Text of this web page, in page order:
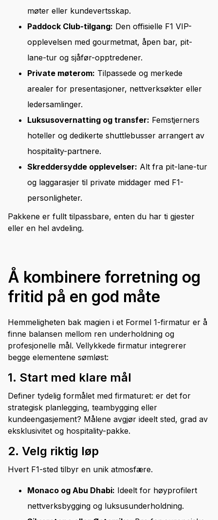
møter eller kundevertsskap.
Paddock Club-tilgang: Den offisielle F1 VIP-
opplevelsen med gourmetmat, åpen bar, pit-
lane-tur og sjåfør-opptredener.
Private møterom: Tilpassede og merkede
arealer for presentasjoner, nettverksøkter eller
ledersamlinger.
Luksusovernatting og transfer: Femstjerners
hoteller og dedikerte shuttlebusser arrangert av
hospitality-partnere.
Skreddersydde opplevelser: Alt fra pit-lane-tur
og laggarasjer til private middager med F1-
personligheter.
Pakkene er fullt tilpassbare, enten du har ti gjester
eller en hel avdeling.
Å kombinere forretning og
fritid på en god måte
Hemmeligheten bak magien i et Formel 1-firmatur er å
finne balansen mellom ren underholdning og
profesjonelle mål. Vellykkede firmatur integrerer
begge elementene sømløst:
1. Start med klare mål
Definer tydelig formålet med firmaturet: er det for
strategisk planlegging, teambygging eller
kundeengasjement? Målene avgjør ideelt sted, grad av
eksklusivitet og hospitality-pakke.
2. Velg riktig løp
Hvert F1-sted tilbyr en unik atmosfære.
Monaco og Abu Dhabi: Ideelt for høyprofilert
nettverksbygging og luksusunderholdning.